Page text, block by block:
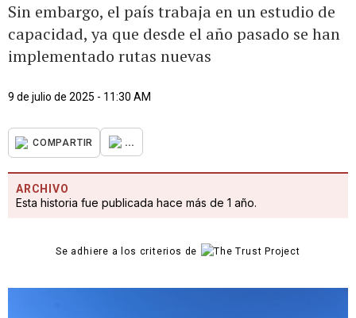
Sin embargo, el país trabaja en un estudio de
capacidad, ya que desde el año pasado se han
implementado rutas nuevas
9 de julio de 2025 - 11:30 AM
COMPARTIR ...
ARCHIVO
Esta historia fue publicada hace más de 1 año.
Se adhiere a los criterios de